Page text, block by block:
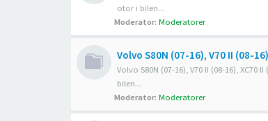
otor i bilen...
Moderator: Moderatorer
Volvo S80N (07-16), V70 II (08-
Volvo S80N (07-16), V70 II (08-16),
bilen...
Moderator: Moderatorer